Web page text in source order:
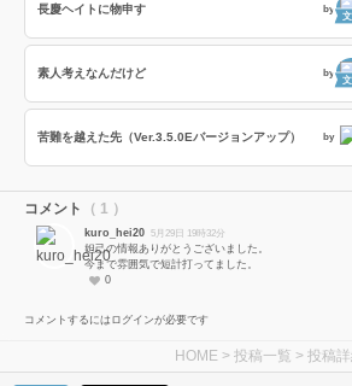
長慶ヘイトに物申す by
素人考えなんだけど by
苦難を越えた先（Ver.3.5.0Eバージョンアップ） by
コメント （ 1 ）
kuro_hei20 5月29日 19時32分
妲己の情報ありがとうございました。
今まで雰囲気で短計打ってました。
0
コメントするにはログインが必要です
HOME > 投稿一覧 > 投稿